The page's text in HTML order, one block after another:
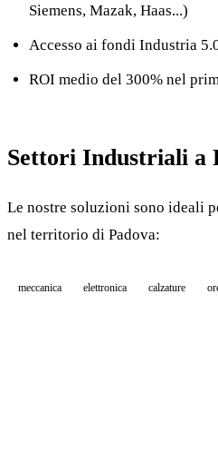
Siemens, Mazak, Haas...)
Accesso ai fondi Industria
ROI medio del 300% nel
Settori Industriali a
Le nostre soluzioni sono ideali
nel territorio di Padova:
meccanica elettronica calzature